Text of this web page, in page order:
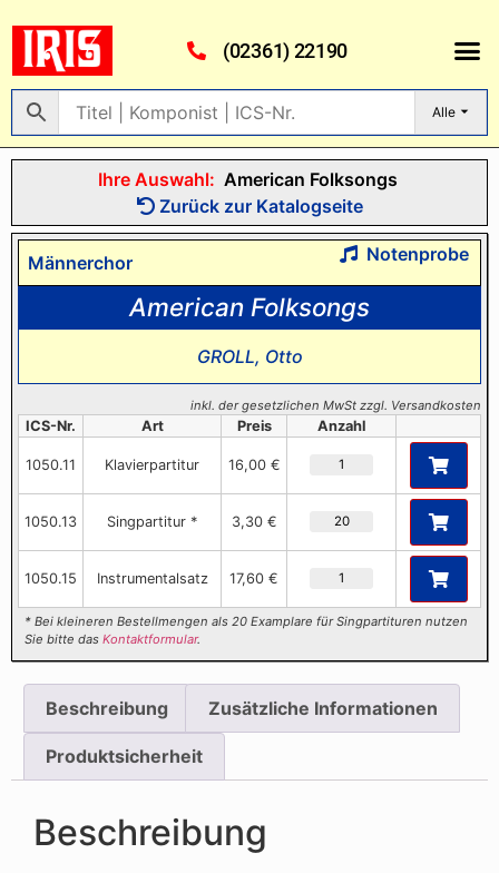
(02361) 22190
Alle
Ihre Auswahl: American Folksongs
Zurück zur Katalogseite
Männerchor Notenprobe
American Folksongs
GROLL, Otto
inkl. der gesetzlichen MwSt zzgl. Versandkosten
ICS-Nr. Art Preis Anzahl
1050.11 Klavierpartitur 16,00 €
1050.13 Singpartitur * 3,30 €
1050.15 Instrumentalsatz 17,60 €
* Bei kleineren Bestellmengen als 20 Examplare für Singpartituren nutzen
Sie bitte dasKontaktformular.
Beschreibung Zusätzliche Informationen
Produktsicherheit
Beschreibung